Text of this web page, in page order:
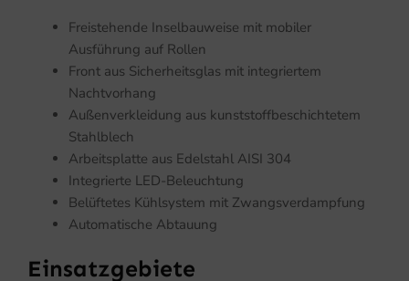
Freistehende Inselbauweise mit mobiler
Ausführung auf Rollen
Front aus Sicherheitsglas mit integriertem
Nachtvorhang
Außenverkleidung aus kunststoffbeschichtetem
Stahlblech
Arbeitsplatte aus Edelstahl AISI 304
Integrierte LED-Beleuchtung
Belüftetes Kühlsystem mit Zwangsverdampfung
Automatische Abtauung
Einsatzgebiete